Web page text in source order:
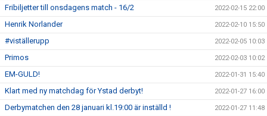
Fribiljetter till onsdagens match - 16/2 2022-02-15 22:00
Henrik Norlander 2022-02-10 15:50
#viställerupp 2022-02-05 10:03
Primos 2022-02-03 10:02
EM-GULD! 2022-01-31 15:40
Klart med ny matchdag för Ystad derbyt! 2022-01-27 16:00
Derbymatchen den 28 januari kl.19:00 är inställd ! 2022-01-27 11:48